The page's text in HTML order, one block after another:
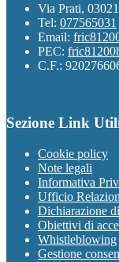
Via Prati,
Tel: 077565031
Email:
PEC:
C.F.:
Sezione Link
Cookie policy
Note legali
Informativa
Ufficio
Dichiarazione
Obiettivi di
Whistleblowing
Gestione